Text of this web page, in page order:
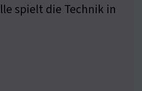
spielt die Technik in